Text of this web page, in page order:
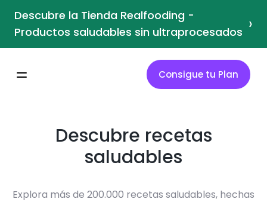
Descubre la Tienda Realfooding -
Productos saludables sin ultraprocesados ›
Consigue tu Plan
Descubre recetas
saludables
Explora más de 200.000 recetas saludables, hechas